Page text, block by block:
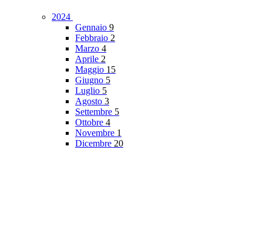
2024
Gennaio 9
Febbraio 2
Marzo 4
Aprile 2
Maggio 15
Giugno 5
Luglio 5
Agosto 3
Settembre 5
Ottobre 4
Novembre 1
Dicembre 20